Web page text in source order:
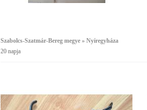
Szabolcs-Szatmár-Bereg megye » Nyíregyháza
20 napja